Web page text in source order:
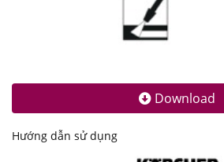
Download
Hướng dẫn sử dụng